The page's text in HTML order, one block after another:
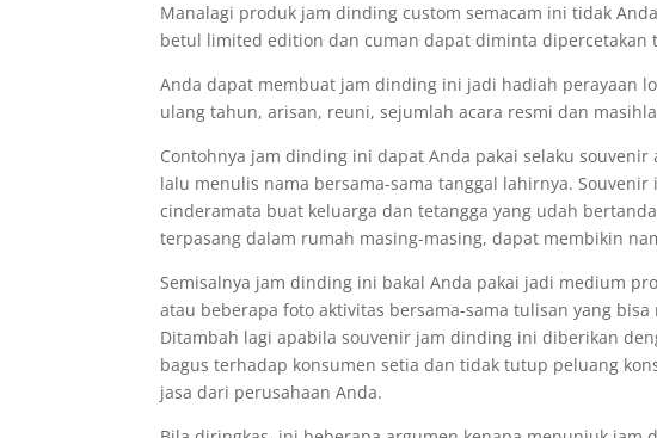
Manalagi produk jam dinding custom semacam ini tidak
betul limited edition dan cuman dapat diminta dipercetakan
Anda dapat membuat jam dinding ini jadi hadiah perayaan
ulang tahun, arisan, reuni, sejumlah acara resmi dan
Contohnya jam dinding ini dapat Anda pakai selaku
lalu menulis nama bersama-sama tanggal lahirnya.
cinderamata buat keluarga dan tetangga yang udah
terpasang dalam rumah masing-masing, dapat membikin
Semisalnya jam dinding ini bakal Anda pakai jadi medium
atau beberapa foto aktivitas bersama-sama tulisan yang
Ditambah lagi apabila souvenir jam dinding ini diberikan
bagus terhadap konsumen setia dan tidak tutup peluang
jasa dari perusahaan Anda.